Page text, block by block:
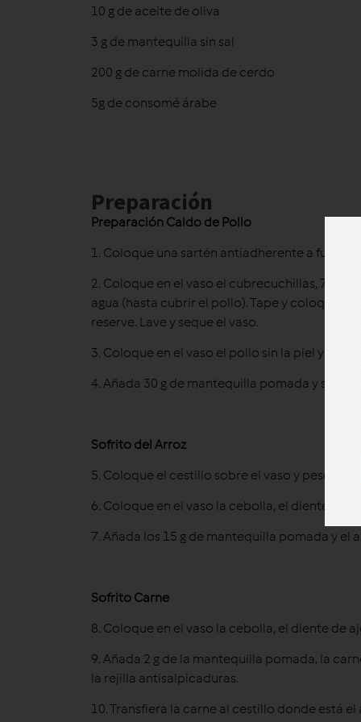
10 g de aceite de oliva
3 g de mantequilla sin sal
200 g de carne molida de cerdo
5g de consomé árabe
Preparación
Preparación Caldo de Pollo
1. Coloque una sartén antiadherente a fuego
2. Coloque en el vaso el cubrecuchillas, 700
agua (hasta cubrir el pollo). Tape y coloque
reserve. Lave y seque el vaso.
3. Coloque en el vaso el pollo sin la piel y el
4. Añada 30 g de mantequilla pomada y sofría
Sofrito del Arroz
5. Coloque el cestillo sobre el vaso y pese
6. Coloque en el vaso la cebolla, el diente de
7. Añada los 15 g de mantequilla pomada y el
Sofrito Carne
8. Coloque en el vaso la cebolla, el diente de
9. Añada 2 g de la mantequilla pomada, la
la rejilla antisalpicaduras.
10. Transfiera la carne al cestillo donde está el